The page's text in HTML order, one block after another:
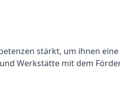
stärkt, um ihnen
Werkstätte mit dem